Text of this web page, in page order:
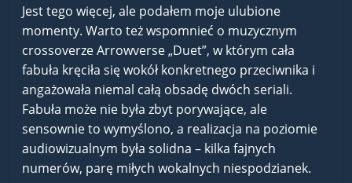
Jest tego więcej, ale podałem moje ulubione
momenty. Warto też wspomnieć o muzycznym
crossoverze Arrowverse „Duet”, w którym cała
fabuła kręciła się wokół konkretnego przeciwnika i
angażowała niemal całą obsadę dwóch seriali.
Fabuła może nie była zbyt porywające, ale
sensownie to wymyślono, a realizacja na poziomie
audiowizualnym była solidna – kilka fajnych
numerów, parę miłych wokalnych niespodzianek.